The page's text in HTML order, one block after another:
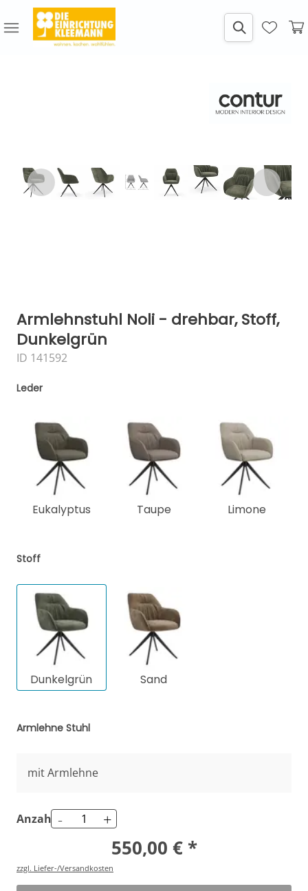
Armlehnstuhl Noli - drehbar, Stoff,
Dunkelgrün
ID 141592
Leder
Eukalyptus Taupe Limone
Stoff
Dunkelgrün Sand
Armlehne Stuhl
mit Armlehne
Anzahl - +
550,00 € *
zzgl. Liefer-/Versandkosten